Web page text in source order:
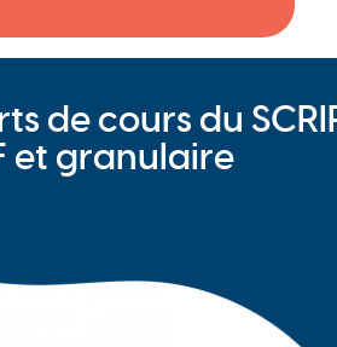
de cours du
et granulaire